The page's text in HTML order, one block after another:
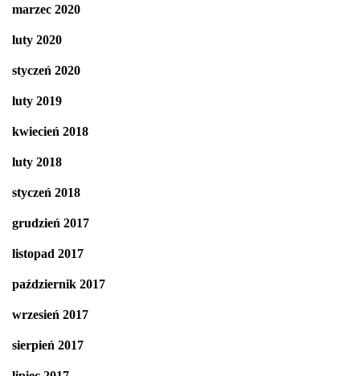
marzec 2020
luty 2020
styczeń 2020
luty 2019
kwiecień 2018
luty 2018
styczeń 2018
grudzień 2017
listopad 2017
październik 2017
wrzesień 2017
sierpień 2017